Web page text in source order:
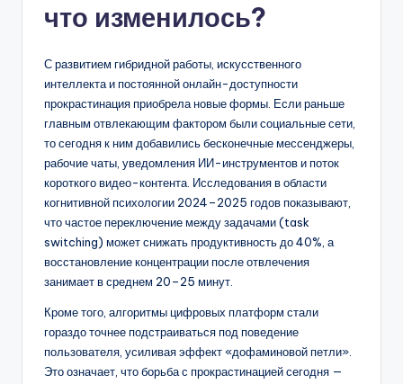
что изменилось?
С развитием гибридной работы, искусственного
интеллекта и постоянной онлайн-доступности
прокрастинация приобрела новые формы. Если раньше
главным отвлекающим фактором были социальные сети,
то сегодня к ним добавились бесконечные мессенджеры,
рабочие чаты, уведомления ИИ-инструментов и поток
короткого видео-контента. Исследования в области
когнитивной психологии 2024–2025 годов показывают,
что частое переключение между задачами (task
switching) может снижать продуктивность до 40%, а
восстановление концентрации после отвлечения
занимает в среднем 20–25 минут.
Кроме того, алгоритмы цифровых платформ стали
гораздо точнее подстраиваться под поведение
пользователя, усиливая эффект «дофаминовой петли».
Это означает, что борьба с прокрастинацией сегодня —